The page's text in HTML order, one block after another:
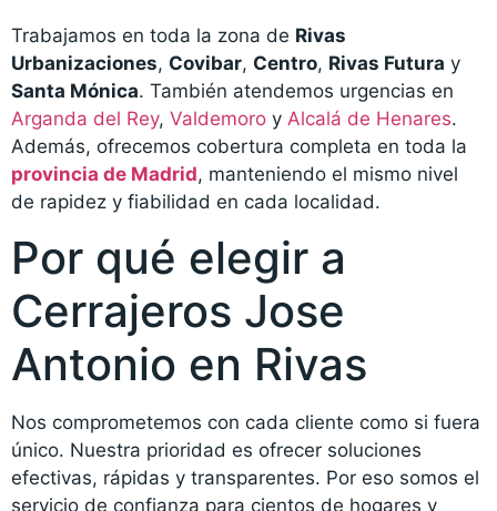
Trabajamos en toda la zona de Rivas
Urbanizaciones, Covibar, Centro, Rivas Futura y
Santa Mónica. También atendemos urgencias en
Arganda del Rey, Valdemoro y Alcalá de Henares.
Además, ofrecemos cobertura completa en toda la
provincia de Madrid, manteniendo el mismo nivel
de rapidez y fiabilidad en cada localidad.
Por qué elegir a
Cerrajeros Jose
Antonio en Rivas
Nos comprometemos con cada cliente como si fuera
único. Nuestra prioridad es ofrecer soluciones
efectivas, rápidas y transparentes. Por eso somos el
servicio de confianza para cientos de hogares y